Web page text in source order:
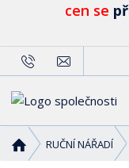
cen se
v
RUČNÍ NÁŘADÍ